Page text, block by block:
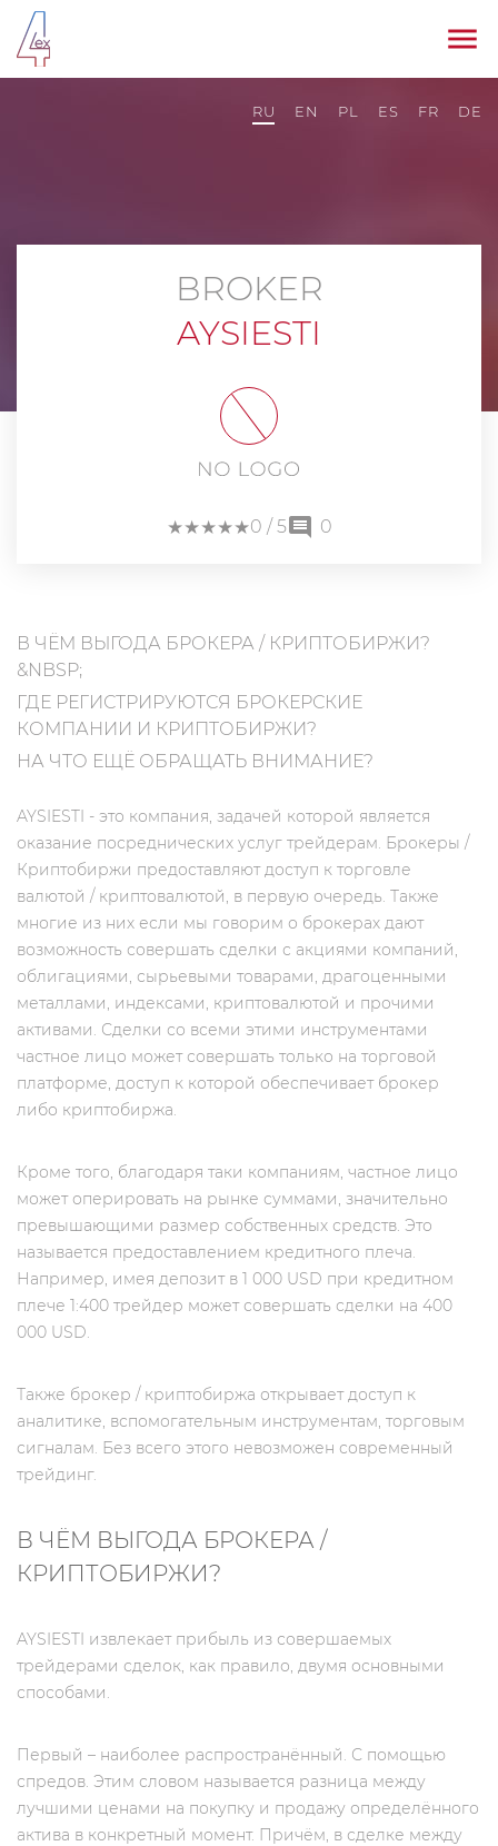
RU EN PL ES FR DE
BROKER
AYSIESTI
★★
★★
★★
★★
★★
0 / 5 0
В ЧЁМ ВЫГОДА БРОКЕРА / КРИПТОБИРЖИ?
&NBSP;
ГДЕ РЕГИСТРИРУЮТСЯ БРОКЕРСКИЕ
КОМПАНИИ И КРИПТОБИРЖИ?
НА ЧТО ЕЩЁ ОБРАЩАТЬ ВНИМАНИЕ?
AYSIESTI - это компания, задачей которой является
оказание посреднических услуг трейдерам. Брокеры /
Криптобиржи предоставляют доступ к торговле
валютой / криптовалютой, в первую очередь. Также
многие из них если мы говорим о брокерах дают
возможность совершать сделки с акциями компаний,
облигациями, сырьевыми товарами, драгоценными
металлами, индексами, криптовалютой и прочими
активами. Сделки со всеми этими инструментами
частное лицо может совершать только на торговой
платформе, доступ к которой обеспечивает брокер
либо криптобиржа.
Кроме того, благодаря таки компаниям, частное лицо
может оперировать на рынке суммами, значительно
превышающими размер собственных средств. Это
называется предоставлением кредитного плеча.
Например, имея депозит в 1 000 USD при кредитном
плече 1:400 трейдер может совершать сделки на 400
000 USD.
Также брокер / криптобиржа открывает доступ к
аналитике, вспомогательным инструментам, торговым
сигналам. Без всего этого невозможен современный
трейдинг.
В ЧЁМ ВЫГОДА БРОКЕРА /
КРИПТОБИРЖИ?
AYSIESTI извлекает прибыль из совершаемых
трейдерами сделок, как правило, двумя основными
способами.
Первый – наиболее распространённый. С помощью
спредов. Этим словом называется разница между
лучшими ценами на покупку и продажу определённого
актива в конкретный момент. Причём, в сделке между